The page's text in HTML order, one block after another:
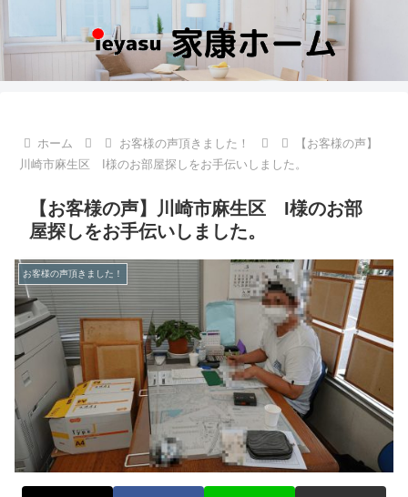
ホーム お客様の声頂きました！
【お客様の声】
川崎市麻生区 I様のお部屋探しをお手伝いしました。
【お客様の声】川崎市麻生区 I様のお部
屋探しをお手伝いしました。
お客様の声頂きました！